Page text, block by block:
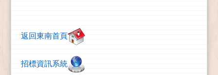
返回東南首頁
招標資訊系統